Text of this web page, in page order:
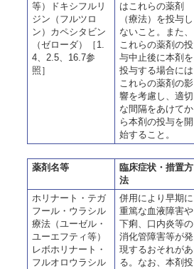
等）ドキシフルリ
ジン（フルツロ
ン）カペシタビン
（ゼローダ）［1.
4、2.5、16.7参
照］
はこれらの薬剤
（療法）を投与し
ないこと。また、
これらの薬剤の投
与中止後に本剤を
投与する場合には
これらの薬剤の影
響を考慮し、適切
な間隔をあけてか
ら本剤の投与を開
始すること。
薬剤名等
臨床症状・措置方
法
ホリナート・テガ
フール・ウラシル
療法（ユーゼル・
ユーエフティ等）
レボホリナート・
フルオロウラシル
併用により早期に
重篤な血液障害や
下痢、口内炎等の
消化管障害等が発
現するおそれがあ
る。なお、本剤投